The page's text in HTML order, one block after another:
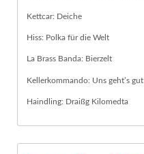
Kettcar: Deiche
Hiss: Polka für die Welt
La Brass Banda: Bierzelt
Kellerkommando: Uns geht’s gut
Haindling: Draißg Kilomedta